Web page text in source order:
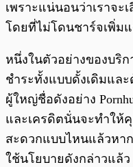
เพราะแน่นอนว่าเราจะ
โดยที่ไม่โดนชาร์จเพิ่ม
หนึ่งในตัวอย่างของบริ
ชำระทั้งแบบดั้งเดิมแล
ผู้ใหญ่ชื่อดังอย่าง
และเครดิตนั่นจะทำให้
สะดวกแบบไหนแล้วหา
ใช้นโยบายดังกล่าวแล้ว